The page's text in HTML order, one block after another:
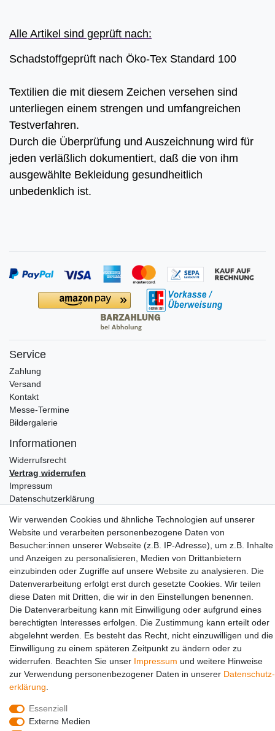
Alle Artikel sind geprüft nach:
Schadstoffgeprüft nach Öko-Tex Standard 100
Textilien die mit diesem Zeichen versehen sind
unterliegen einem strengen und umfangreichen
Testverfahren.
Durch die Überprüfung und Auszeichnung wird für
jeden verläßlich dokumentiert, daß die von ihm
ausgewählte Bekleidung gesundheitlich
unbedenklich ist.
Service
Zahlung
Versand
Kontakt
Messe-Termine
Bildergalerie
Informationen
Widerrufs­recht
Vertrag widerrufen
Impressum
Daten­schutz­erklärung
Partners
Social Media
Wir verwenden Cookies und ähnliche Technologien auf unserer
Website und verarbeiten personenbezogene Daten von
Besucher:innen unserer Webseite (z.B. IP-Adresse), um z.B. Inhalte
und Anzeigen zu personalisieren, Medien von Drittanbietern
einzubinden oder Zugriffe auf unsere Website zu analysieren. Die
Datenverarbeitung erfolgt erst durch gesetzte Cookies. Wir teilen
diese Daten mit Dritten, die wir in den Einstellungen benennen.
Die Datenverarbeitung kann mit Einwilligung oder aufgrund eines
berechtigten Interesses erfolgen. Die Zustimmung kann erteilt oder
abgelehnt werden. Es besteht das Recht, nicht einzuwilligen und die
Einwilligung zu einem späteren Zeitpunkt zu ändern oder zu
widerrufen. Beachten Sie unser Impressum und weitere Hinweise
zur Verwendung personenbezogener Daten in unserer Daten­schutz­
erklärung
Essenziell
Externe Medien